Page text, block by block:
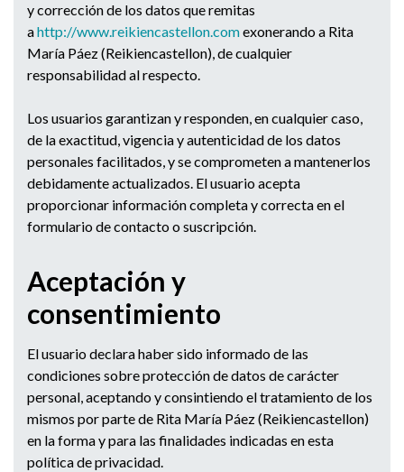
y corrección de los datos que remitas
ahttp://www.reikiencastellon.comexonerando a Rita
María Páez (Reikiencastellon), de cualquier
responsabilidad al respecto.
Los usuarios garantizan y responden, en cualquier caso,
de la exactitud, vigencia y autenticidad de los datos
personales facilitados, y se comprometen a mantenerlos
debidamente actualizados. El usuario acepta
proporcionar información completa y correcta en el
formulario de contacto o suscripción.
Aceptación y
consentimiento
El usuario declara haber sido informado de las
condiciones sobre protección de datos de carácter
personal, aceptando y consintiendo el tratamiento de los
mismos por parte de Rita María Páez (Reikiencastellon)
en la forma y para las finalidades indicadas en esta
política de privacidad.